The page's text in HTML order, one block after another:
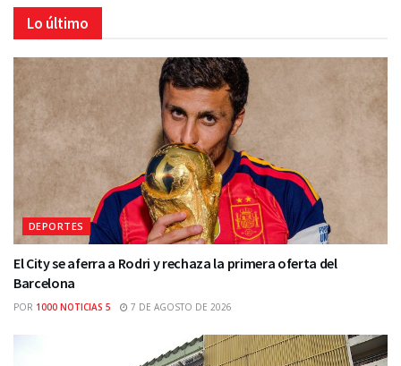
Lo último
DEPORTES
El City se aferra a Rodri y rechaza la primera oferta del
Barcelona
POR 1000 NOTICIAS 5 7 DE AGOSTO DE 2026